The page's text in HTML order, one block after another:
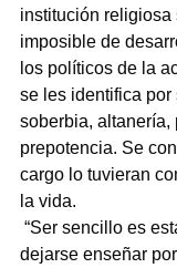
institución
imposible de
los políticos de la
se les identifica por
soberbia, altanería,
prepotencia. Se
cargo lo tuvieran
la vida.
“Ser sencillo es
dejarse enseñar